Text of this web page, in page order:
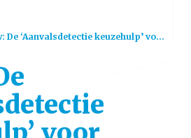
De ‘Aanvalsdetectie keuzehulp’ vo...